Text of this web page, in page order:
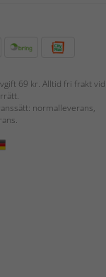
69 kr. Alltid fri frakt vid
normalleverans,